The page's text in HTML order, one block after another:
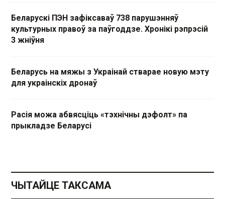
Беларускі ПЭН зафіксаваў 738 парушэнняў
культурных правоў за паўгоддзе. Хронікі рэпрэсій
3 жніўня
Беларусь на мяжы з Украінай стварае новую мэту
для украінскіх дронаў
Расія можа абвясціць «тэхнічны дэфолт» па
прыкладзе Беларусі
ЧЫТАЙЦЕ ТАКСАМА